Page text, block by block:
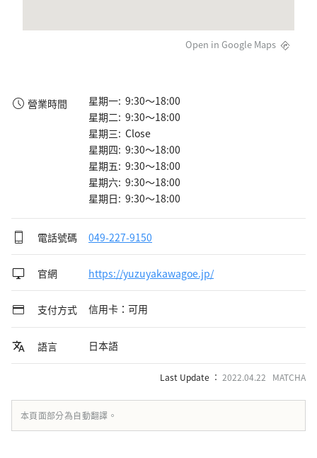
Open in Google Maps
營業時間
星期一: 9:30～18:00
星期二: 9:30～18:00
星期三: Close
星期四: 9:30～18:00
星期五: 9:30～18:00
星期六: 9:30～18:00
星期日: 9:30～18:00
電話號碼 049-227-9150
官網 https://yuzuyakawagoe.jp/
支付方式 信用卡：可用
語言 日本語
Last Update ： 2022.04.22 MATCHA
本頁面部分為自動翻譯。